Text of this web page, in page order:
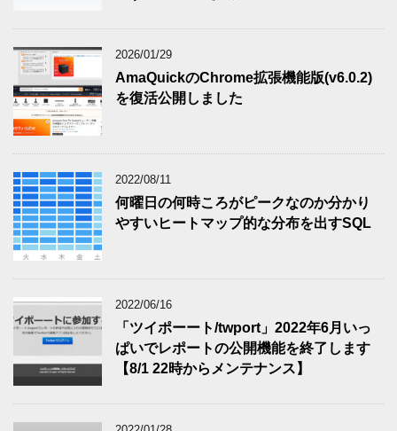
2026/01/29
AmaQuickのChrome拡張機能版(v6.0.2)
を復活公開しました
2022/08/11
何曜日の何時ころがピークなのか分かり
やすいヒートマップ的な分布を出すSQL
2022/06/16
「ツイポーート/twport」2022年6月いっ
ぱいでレポートの公開機能を終了します
【8/1 22時からメンテナンス】